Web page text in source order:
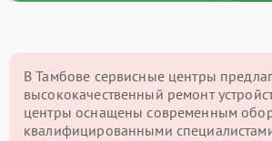
В Тамбове сервисные центры
высококачественный ремонт
центры оснащены современным
квалифицированными